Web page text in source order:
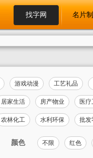
找字网 名片
游戏动漫 工艺礼品
居家生活 房产物业 医
农林化工 水利环保 批发
颜色 不限 红色